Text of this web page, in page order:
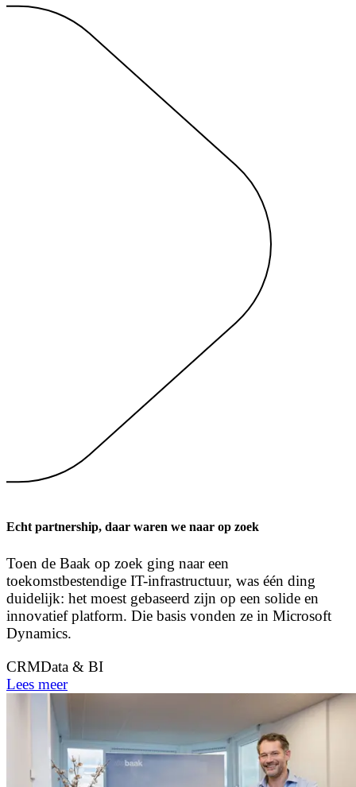
Echt partnership, daar waren we naar op zoek
Toen de Baak op zoek ging naar een
toekomstbestendige IT-infrastructuur, was één ding
duidelijk: het moest gebaseerd zijn op een solide en
innovatief platform. Die basis vonden ze in Microsoft
Dynamics.
CRMData & BI
Lees meer